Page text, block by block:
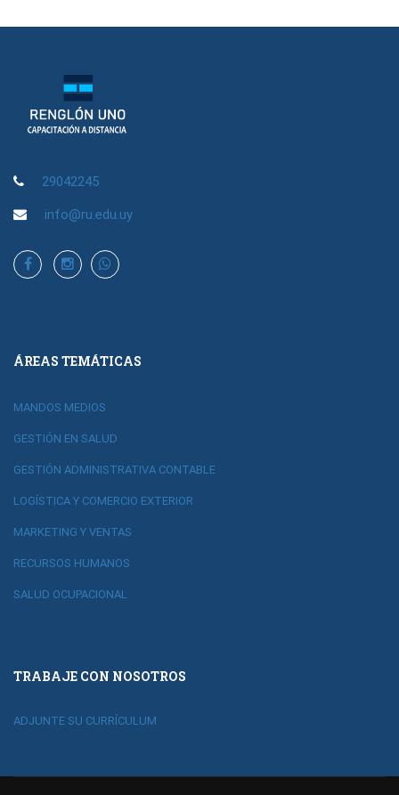
29042245
info@ru.edu.uy
ÁREAS TEMÁTICAS
MANDOS MEDIOS
GESTIÓN EN SALUD
GESTIÓN ADMINISTRATIVA CONTABLE
LOGÍSTICA Y COMERCIO EXTERIOR
MARKETING Y VENTAS
RECURSOS HUMANOS
SALUD OCUPACIONAL
TRABAJE CON NOSOTROS
ADJUNTE SU CURRÍCULUM